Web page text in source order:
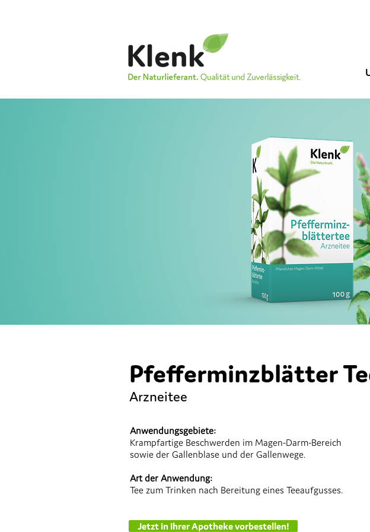
Pfefferminzblätter
Arzneitee
Anwendungsgebiete:
Krampfartige Beschwerden im Magen-Darm-Bereich
sowie der Gallenblase und der Gallenwege.
Art der Anwendung:
Tee zum Trinken nach Bereitung eines Teeaufgusses.
Jetzt in Ihrer Apotheke vorbestellen!